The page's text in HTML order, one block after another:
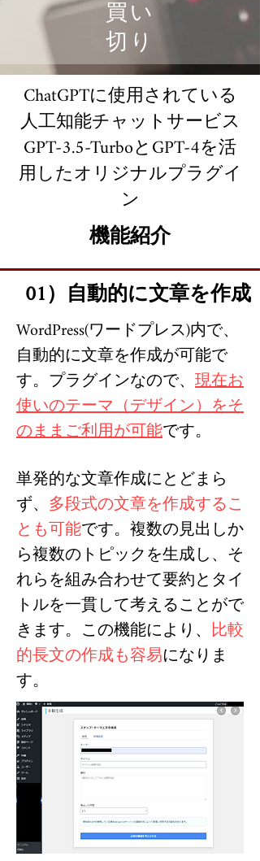
買い
切り
ChatGPTに使用されている
人工知能チャットサービス
GPT-3.5-TurboとGPT-4を活
用したオリジナルプラグイ
ン
機能紹介
01）自動的に文章を作成
WordPress(ワードプレス)内で、
自動的に文章を作成が可能で
す。プラグインなので、 現在お
使いのテーマ（デザイン）をそ
のままご利用が可能です。
単発的な文章作成にとどまら
ず、 多段式の文章を作成するこ
とも可能です。複数の見出しか
ら複数のトピックを生成し、そ
れらを組み合わせて要約とタイ
トルを一貫して考えることがで
きます。この機能により、 比較
的長文の作成も容易になりま
す。